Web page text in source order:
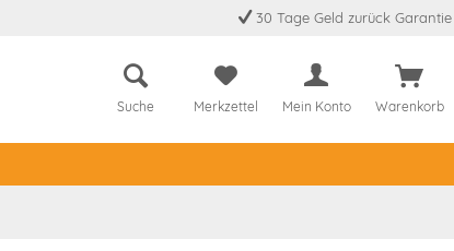
30 Tage Geld zurück Garantie
Suche Merkzettel Mein Konto Warenkorb